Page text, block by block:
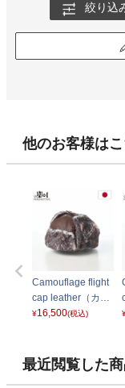
絞り込
他のお客様は
Camouflage flight
cap leather（カモ
フラージュ フライ
¥16,500(税込)
最近閲覧した